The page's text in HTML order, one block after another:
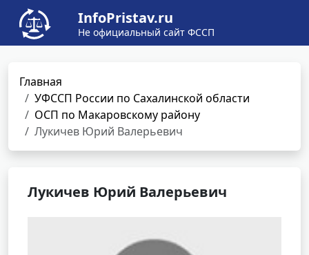
InfoPristav.ru
Не официальный сайт ФССП
Главная
УФССП России по Сахалинской области
ОСП по Макаровскому району
Лукичев Юрий Валерьевич
Лукичев Юрий Валерьевич